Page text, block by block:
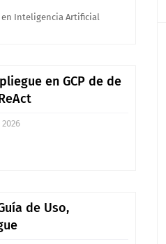
en Inteligencia Artificial
en GCP de de
de Uso,